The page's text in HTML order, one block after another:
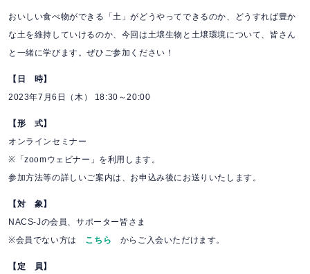
おいしい食べ物ができる「土」がどうやってできるのか、どうすれば豊か
な土を維持していけるのか、今回は土壌生物と土壌環境について、皆さん
と一緒に学びます。ぜひご参加ください！
【日 時】
2023年7月6日（木） 18:30～20:00
【形 式】
オンラインセミナー
※「zoomウェビナー」を利用します。
参加方法等の詳しいご案内は、お申込み後にお送りいたします。
【対 象】
NACS-Jの会員、サポーター皆さま
※会員でない方は こちら からご入会いただけます。
【定 員】